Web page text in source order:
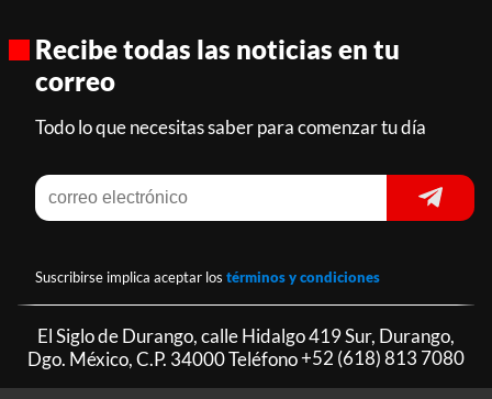
Recibe todas las noticias en tu
correo
Todo lo que necesitas saber para comenzar tu día
Suscribirse implica aceptar los términos y condiciones
El Siglo de Durango, calle Hidalgo 419 Sur, Durango,
Dgo. México, C.P. 34000 Teléfono+52 (618) 813 7080